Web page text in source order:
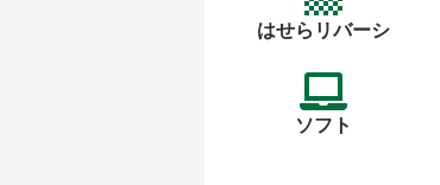
はせらリバーシ
ソフト